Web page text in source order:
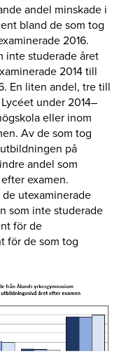
andel minskade i
bland de som tog
2016.
inte studerade året
2014 till
En liten andel, tre till
under 2014–
eller inom
Av de som tog
på
andel som
examen.
utexaminerade
som inte studerade
för de
för de som tog